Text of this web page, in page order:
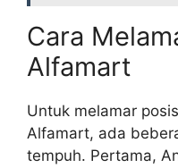
Cara
Alfamart
Untuk melamar
Alfamart, ada
tempuh. Pertama,